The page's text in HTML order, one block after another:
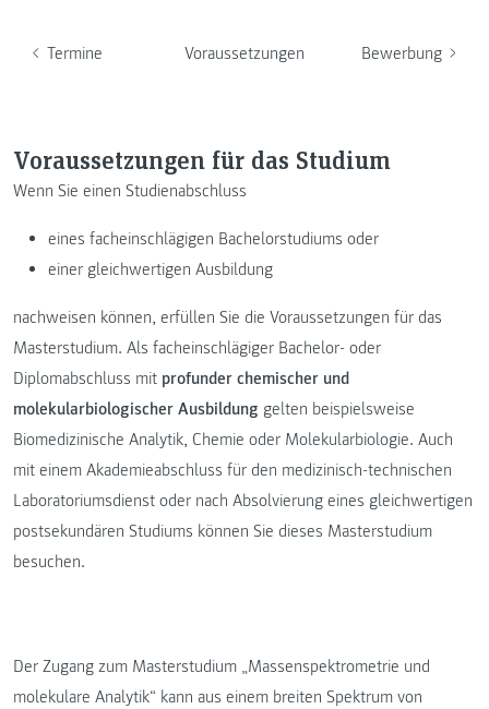
Termine Voraussetzungen Bewerbung
Voraussetzungen für das Studium
Wenn Sie einen Studienabschluss
eines facheinschlägigen Bachelorstudiums oder
einer gleichwertigen Ausbildung
nachweisen können, erfüllen Sie die Voraussetzungen für das
Masterstudium. Als facheinschlägiger Bachelor- oder
Diplomabschluss mit profunder chemischer und
molekularbiologischer Ausbildung gelten beispielsweise
Biomedizinische Analytik, Chemie oder Molekularbiologie. Auch
mit einem Akademieabschluss für den medizinisch-technischen
Laboratoriumsdienst oder nach Absolvierung eines gleichwertigen
postsekundären Studiums können Sie dieses Masterstudium
besuchen.
Der Zugang zum Masterstudium „Massenspektrometrie und
molekulare Analytik“ kann aus einem breiten Spektrum von